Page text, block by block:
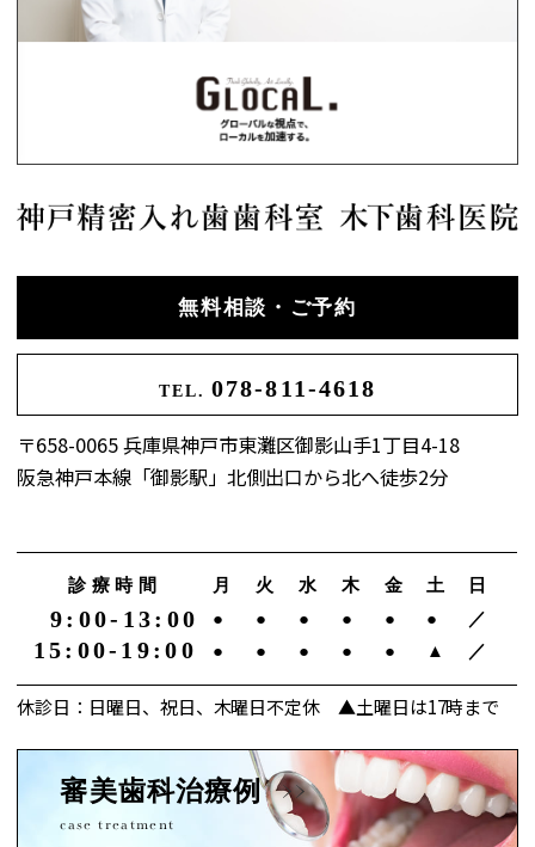
無料相談・ご予約
TEL. 078-811-4618
〒658-0065 兵庫県神戸市東灘区御影山手1丁目4-18
阪急神戸本線「御影駅」北側出口から北へ徒歩2分
審美歯科治療例
case treatment
診療時間 月 火 水 木 金 土 日
9:00-13:00 ● ● ● ● ● ● ／
15:00-19:00 ● ● ● ● ● ▲ ／
休診日：日曜日、祝日、木曜日不定休 ▲土曜日は17時まで